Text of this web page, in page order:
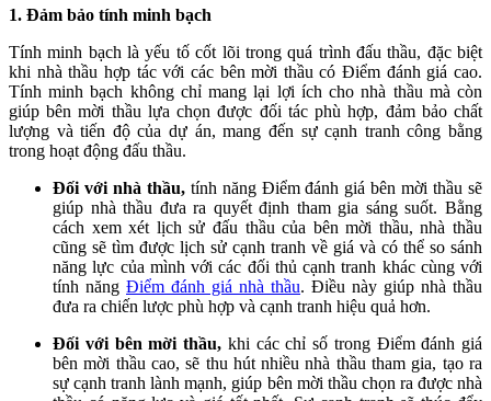
1. Đảm bảo tính minh bạch
Tính minh bạch là yếu tố cốt lõi trong quá trình đấu thầu, đặc biệt
khi nhà thầu hợp tác với các bên mời thầu có Điểm đánh giá cao.
Tính minh bạch không chỉ mang lại lợi ích cho nhà thầu mà còn
giúp bên mời thầu lựa chọn được đối tác phù hợp, đảm bảo chất
lượng và tiến độ của dự án, mang đến sự cạnh tranh công bằng
trong hoạt động đấu thầu.
Đối với nhà thầu, tính năng Điểm đánh giá bên mời thầu sẽ
giúp nhà thầu đưa ra quyết định tham gia sáng suốt. Bằng
cách xem xét lịch sử đấu thầu của bên mời thầu, nhà thầu
cũng sẽ tìm được lịch sử cạnh tranh về giá và có thể so sánh
năng lực của mình với các đối thủ cạnh tranh khác cùng với
tính năng Điểm đánh giá nhà thầu. Điều này giúp nhà thầu
đưa ra chiến lược phù hợp và cạnh tranh hiệu quả hơn.
Đối với bên mời thầu, khi các chỉ số trong Điểm đánh giá
bên mời thầu cao, sẽ thu hút nhiều nhà thầu tham gia, tạo ra
sự cạnh tranh lành mạnh, giúp bên mời thầu chọn ra được nhà